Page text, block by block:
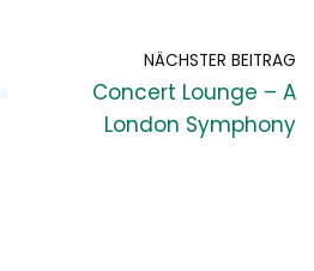
NÄCHSTER BEITRAG
Concert Lounge – A
London Symphony